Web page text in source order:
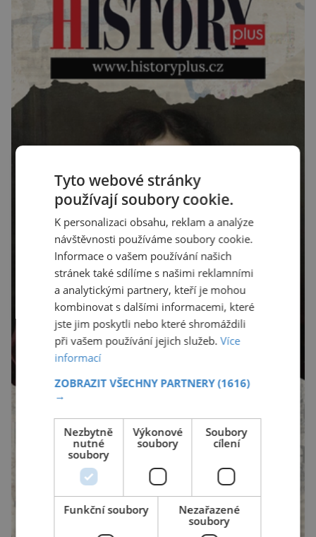
Tyto webové stránky
používají soubory cookie.
K personalizaci obsahu, reklam a analýze
návštěvnosti používáme soubory cookie.
Informace o vašem používání našich
stránek také sdílíme s našimi reklamními
a analytickými partnery, kteří je mohou
kombinovat s dalšími informacemi, které
jste jim poskytli nebo které shromáždili
při vašem používání jejich služeb.Více
informací
ZOBRAZIT VŠECHNY PARTNERY(1616)
→
Nezbytně
nutné
soubory
Výkonové
soubory
Soubory
cílení
Funkční soubory
Nezařazené
soubory